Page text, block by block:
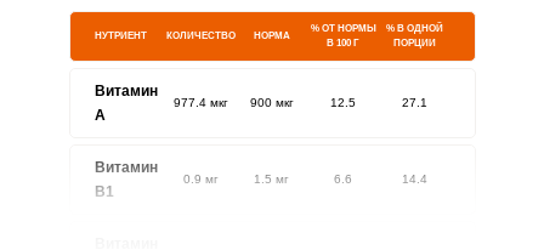
НУТРИЕНТ КОЛИЧЕСТВО НОРМА
% ОТ НОРМЫ
В 100 Г
% В ОДНОЙ
ПОРЦИИ
Витамин
A
977.4 мкг 900 мкг 12.5 27.1
Витамин
В1
0.9 мг 1.5 мг 6.6 14.4